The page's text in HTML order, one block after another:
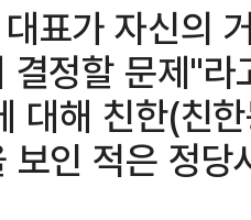
표가 자신의
결정할 문제"
대해 친한(친
보인 적은 정